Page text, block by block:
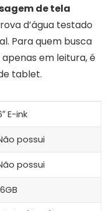
de tela
d’água testado
Para quem busca
em leitura, é
tablet.
E-ink
possui
possui